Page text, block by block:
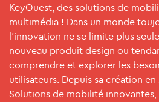
KeyOuest, des solutions de
multimédia ! Dans un monde
l’innovation ne se limite plus
nouveau produit design ou
comprendre et explorer les
utilisateurs. Depuis sa création en
Solutions de mobilité